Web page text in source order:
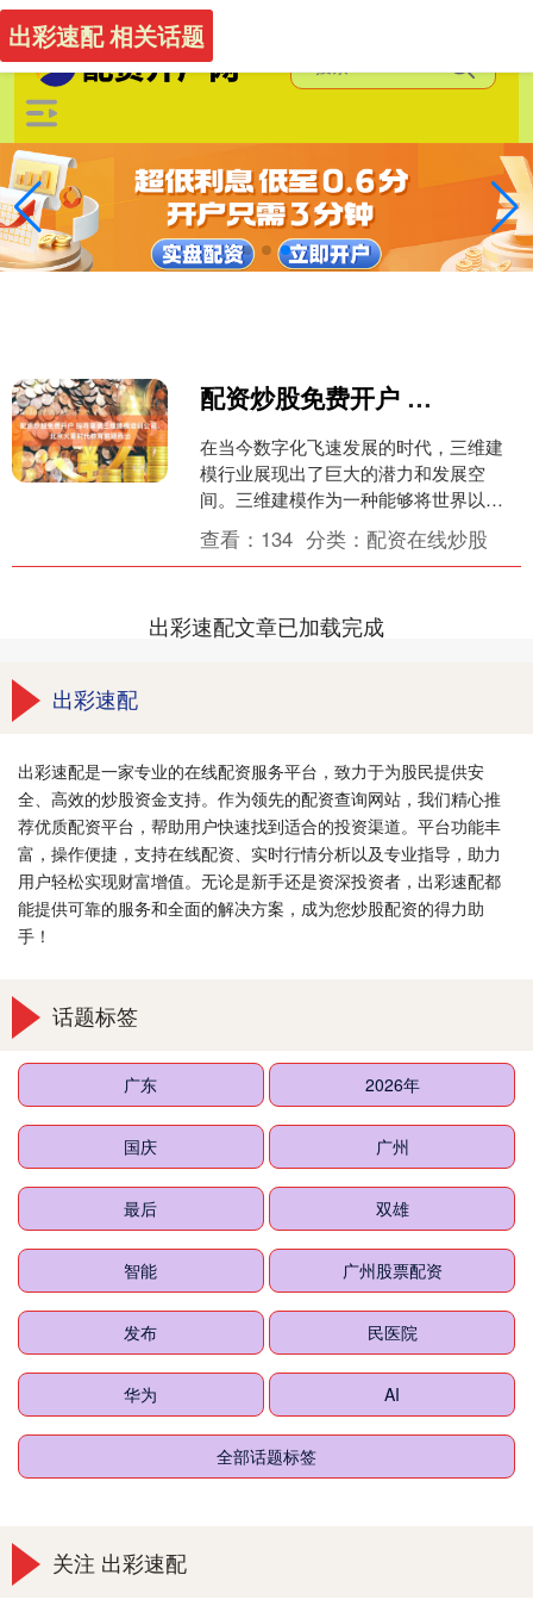
-->
出彩速配 相关话题
配资炒股免费开户 探寻靠谱三维建模培训公司，北京火星时代教育脱颖而出
在当今数字化飞速发展的时代，三维建
模行业展现出了巨大的潜力和发展空
间。三维建模作为一种能够将世界以直
观、生动的方式呈现出来的技术，广泛
应用于影视、游戏、建筑、工....
查看： 134 分类：配资在线炒股
出彩速配文章已加载完成
出彩速配
出彩速配是一家专业的在线配资服务平台，致力于为股民提供安
全、高效的炒股资金支持。作为领先的配资查询网站，我们精心推
荐优质配资平台，帮助用户快速找到适合的投资渠道。平台功能丰
富，操作便捷，支持在线配资、实时行情分析以及专业指导，助力
用户轻松实现财富增值。无论是新手还是资深投资者，出彩速配都
能提供可靠的服务和全面的解决方案，成为您炒股配资的得力助
手！
话题标签
广东 2026年
国庆 广州
最后 双雄
智能 广州股票配资
发布 民医院
华为 AI
全部话题标签
关注 出彩速配